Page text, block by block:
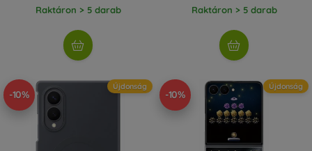
Raktáron > 5 darab Raktáron > 5 darab
-10%
Újdonság
-10%
Újdonság